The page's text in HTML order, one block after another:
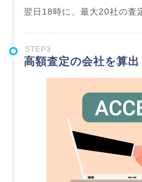
翌日18時に、最大20社の査
STEP3
高額査定の会社を算出